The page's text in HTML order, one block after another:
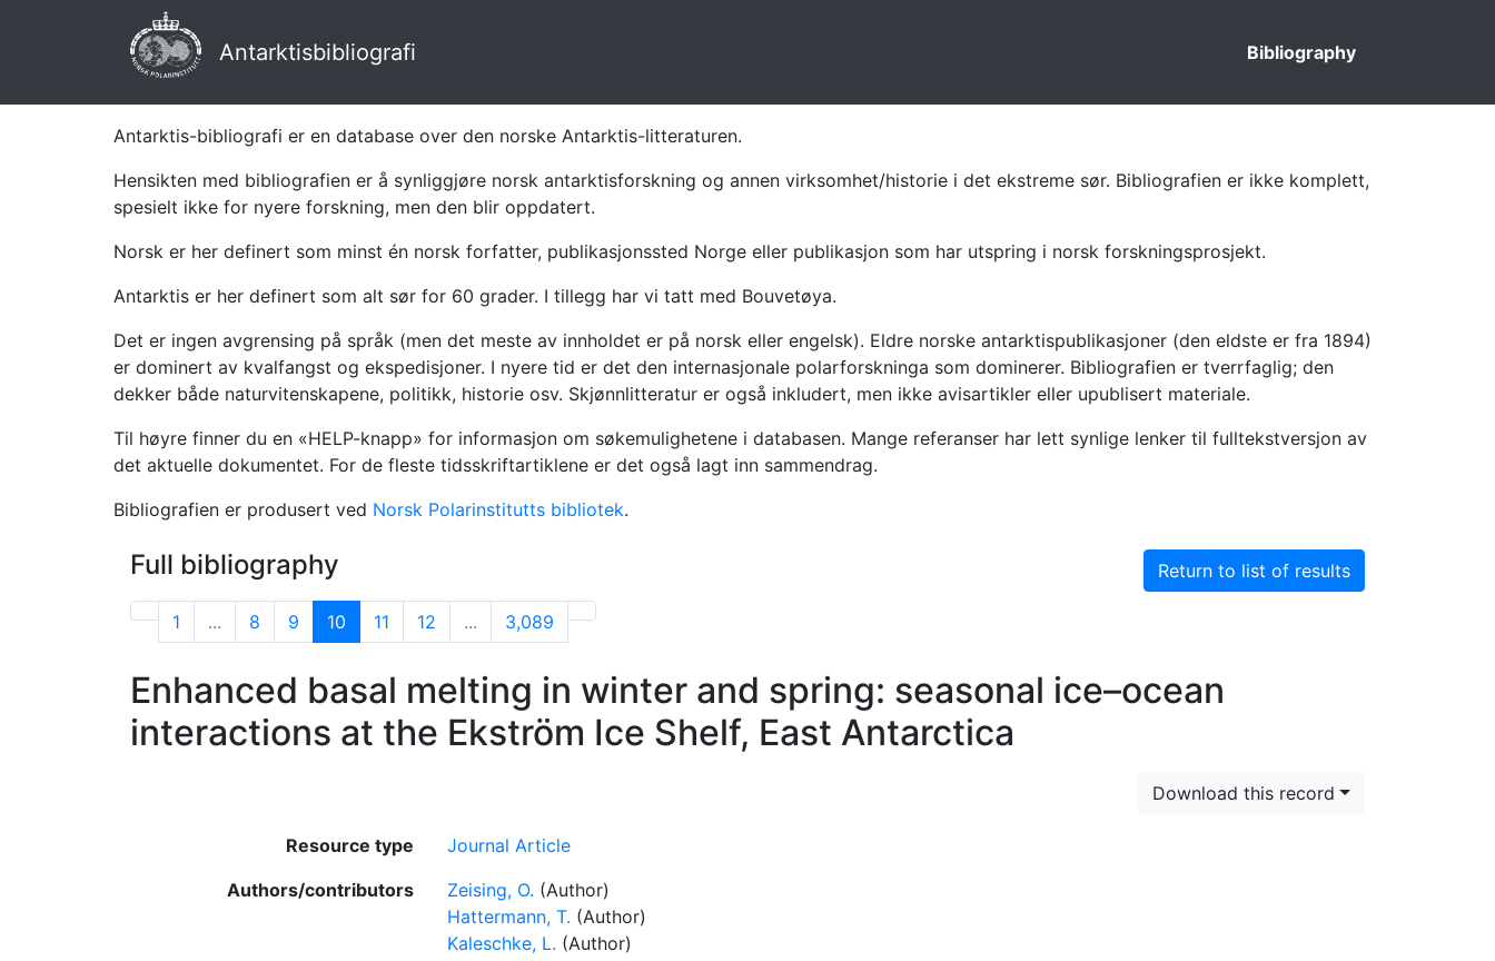
Antarktisbibliografi Bibliography
Antarktis-bibliografi er en database over den norske Antarktis-litteraturen.
Hensikten med bibliografien er å synliggjøre norsk antarktisforskning og annen virksomhet/historie i det ekstreme sør. Bibliografien er ikke komplett,
spesielt ikke for nyere forskning, men den blir oppdatert.
Norsk er her definert som minst én norsk forfatter, publikasjonssted Norge eller publikasjon som har utspring i norsk forskningsprosjekt.
Antarktis er her definert som alt sør for 60 grader. I tillegg har vi tatt med Bouvetøya.
Det er ingen avgrensing på språk (men det meste av innholdet er på norsk eller engelsk). Eldre norske antarktispublikasjoner (den eldste er fra 1894)
er dominert av kvalfangst og ekspedisjoner. I nyere tid er det den internasjonale polarforskninga som dominerer. Bibliografien er tverrfaglig; den
dekker både naturvitenskapene, politikk, historie osv. Skjønnlitteratur er også inkludert, men ikke avisartikler eller upublisert materiale.
Til høyre finner du en «HELP-knapp» for informasjon om søkemulighetene i databasen. Mange referanser har lett synlige lenker til fulltekstversjon av
det aktuelle dokumentet. For de fleste tidsskriftartiklene er det også lagt inn sammendrag.
Bibliografien er produsert ved Norsk Polarinstitutts bibliotek.
Full bibliography Return to list of results
1 ... 8 9 10 11 12 ... 3,089
Enhanced basal melting in winter and spring: seasonal ice–ocean
interactions at the Ekström Ice Shelf, East Antarctica
Download this record
Resource type
Journal Article
Authors/contributors
Zeising, O. (Author)
Hattermann, T. (Author)
Kaleschke, L. (Author)